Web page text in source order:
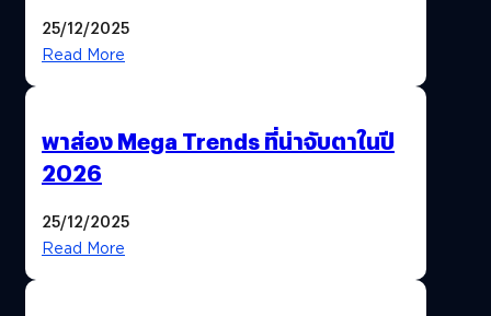
25/12/2025
Read More
พาส่อง Mega Trends ที่น่าจับตาในปี
2026
25/12/2025
Read More